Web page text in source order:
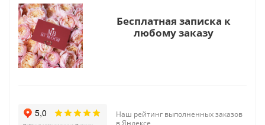
Бесплатная записка к
любому заказу
Наш рейтинг выполненных заказов
в Яндексе